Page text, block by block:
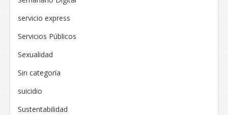
servicio express
Servicios Públicos
Sexualidad
Sin categoría
suicidio
Sustentabilidad